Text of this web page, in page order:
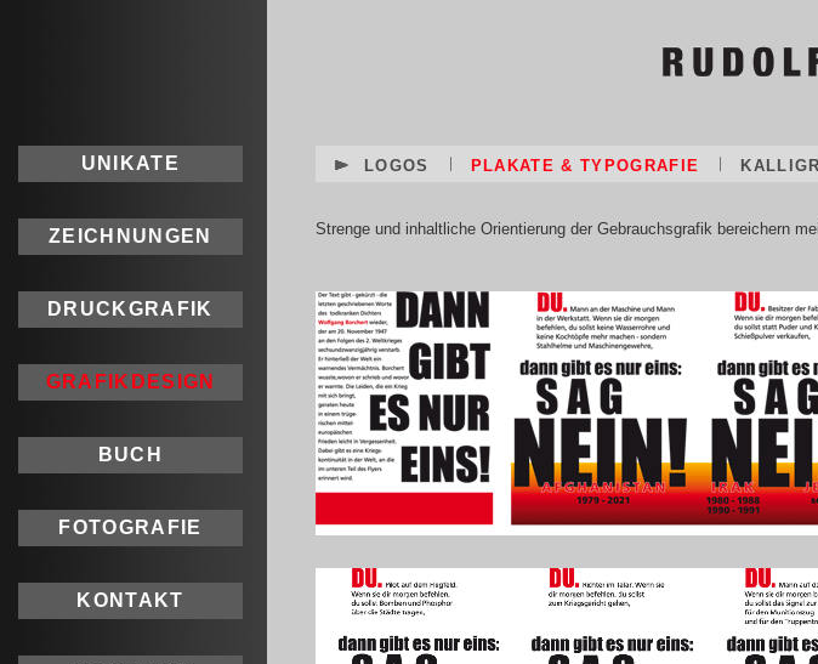
UNIKATE
ZEICHNUNGEN
DRUCKGRAFIK
GRAFIKDESIGN
BUCH
FOTOGRAFIE
KONTAKT
LOGOS PLAKATE & TYPOGRAFIE
Strenge und inhaltliche Orientierung der Gebrauchsgrafik bereichern